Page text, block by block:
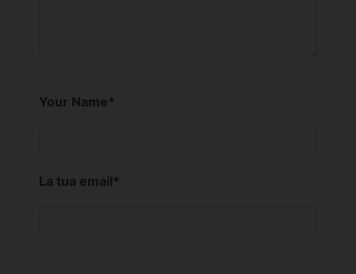
Your Name*
La tua email*